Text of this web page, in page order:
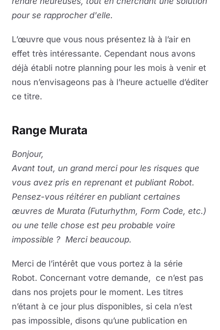
pour se rapprocher d'elle.
L’œuvre que vous nous présentez là à l’air en
effet très intéressante. Cependant nous avons
déjà établi notre planning pour les mois à venir et
nous n’envisageons pas à l’heure actuelle d’éditer
ce titre.
Range Murata
Bonjour,
Avant tout, un grand merci pour les risques que
vous avez pris en reprenant et publiant Robot.
Pensez-vous réitérer en publiant certaines
œuvres de Murata (Futurhythm, Form Code, etc.)
ou une telle chose est peu probable voire
impossible ? Merci beaucoup.
Merci de l’intérêt que vous portez à la série
Robot. Concernant votre demande, ce n’est pas
dans nos projets pour le moment. Les titres
n’étant à ce jour plus disponibles, si cela n’est
pas impossible, disons qu’une publication en